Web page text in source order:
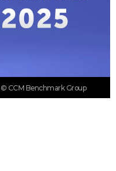
© CCM Benchmark Group